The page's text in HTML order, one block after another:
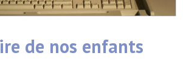
de nos enfants